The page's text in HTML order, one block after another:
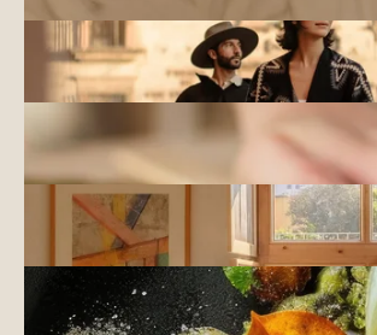
NATURALEZA Y AVENTURA
EXPLORE
OUTER HORIZONS
CULTURA Y ARTE
CREATE
SELF EXPRESSION
COMUNIDAD
CONNECT
SHARED JOURNEY
GASTRONOMÍA
SAVOR
TASTE OF PLACE